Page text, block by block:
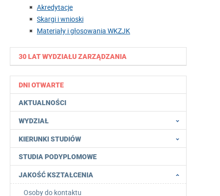
30 LAT WYDZIAŁU ZARZĄDZANIA
DNI OTWARTE
AKTUALNOŚCI
WYDZIAŁ
KIERUNKI STUDIÓW
STUDIA PODYPLOMOWE
JAKOŚĆ KSZTAŁCENIA
Osoby do kontaktu
Akredytacje
Skargi i wnioski
Materiały i głosowania WKZJK